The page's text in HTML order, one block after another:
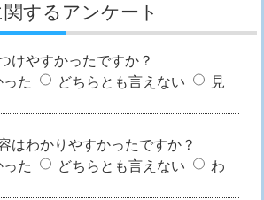
するアンケート
けやすかったですか？
った
どちらとも言えない
見
はわかりやすかったですか？
た
どちらとも言えない
わ